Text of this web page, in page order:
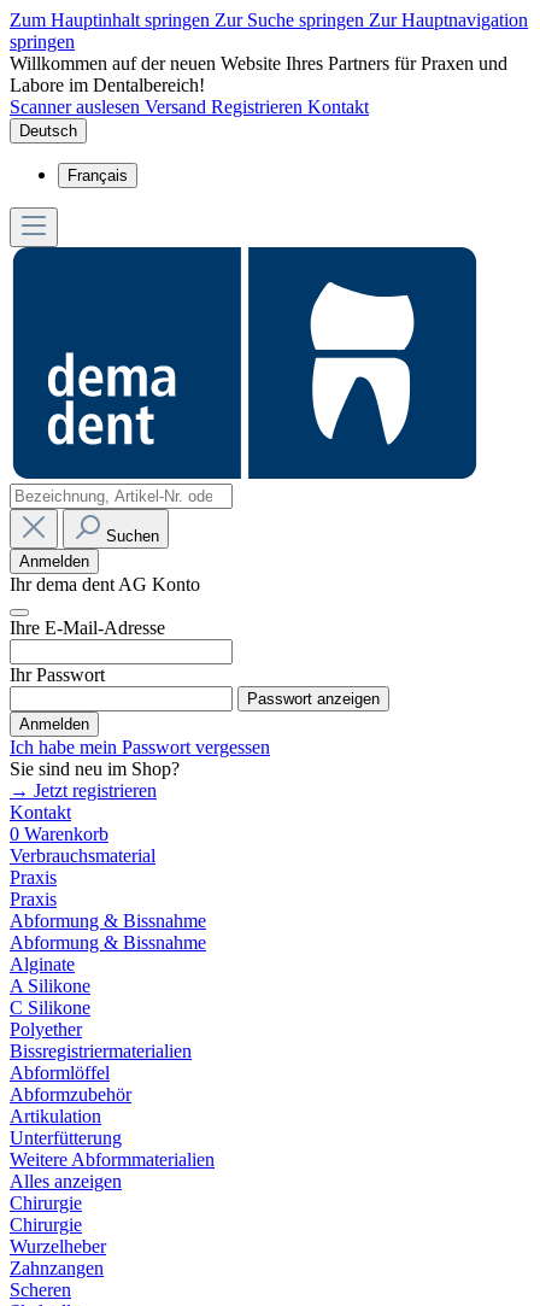
Zum Hauptinhalt springen Zur Suche springen Zur Hauptnavigation
springen
Willkommen auf der neuen Website Ihres Partners für Praxen und
Labore im Dentalbereich!
Scanner auslesen Versand Registrieren Kontakt
Deutsch
Français
Suchen
Anmelden
Ihr dema dent AG Konto
Ihre E-Mail-Adresse
Ihr Passwort
Passwort anzeigen
Anmelden
Ich habe mein Passwort vergessen
Sie sind neu im Shop?
→ Jetzt registrieren
Kontakt
0 Warenkorb
Verbrauchsmaterial
Praxis
Praxis
Abformung & Bissnahme
Abformung & Bissnahme
Alginate
A Silikone
C Silikone
Polyether
Bissregistriermaterialien
Abformlöffel
Abformzubehör
Artikulation
Unterfütterung
Weitere Abformmaterialien
Alles anzeigen
Chirurgie
Chirurgie
Wurzelheber
Zahnzangen
Scheren